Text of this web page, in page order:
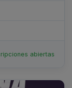
abiertas